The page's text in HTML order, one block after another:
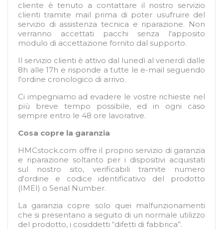
cliente è tenuto a contattare il nostro servizio
clienti tramite mail prima di poter usufruire del
servizio di assistenza tecnica e riparazione. Non
verranno accettati pacchi senza l'apposito
modulo di accettazione fornito dal supporto.
Il servizio clienti è attivo dal lunedì al venerdì dalle
8h alle 17h e risponde a tutte le e-mail seguendo
l'ordine cronologico di arrivo.
Ci impegniamo ad evadere le vostre richieste nel
più breve tempo possibile, ed in ogni caso
sempre entro le 48 ore lavorative.
Cosa copre la garanzia
HMCstock.com offre il proprio servizio di garanzia
e riparazione soltanto per i dispositivi acquistati
sul nostro sito, verificabili tramite numero
d'ordine e codice identificativo del prodotto
(IMEI) o Serial Number.
La garanzia copre solo quei malfunzionamenti
che si presentano a seguito di un normale utilizzo
del prodotto, i cosiddetti “difetti di fabbrica”.